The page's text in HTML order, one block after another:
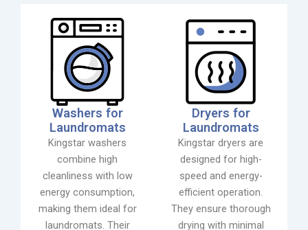
Washers for
Laundromats
Kingstar washers
combine high
cleanliness with low
energy consumption,
making them ideal for
laundromats. Their
Dryers for
Laundromats
Kingstar dryers are
designed for high-
speed and energy-
efficient operation.
They ensure thorough
drying with minimal